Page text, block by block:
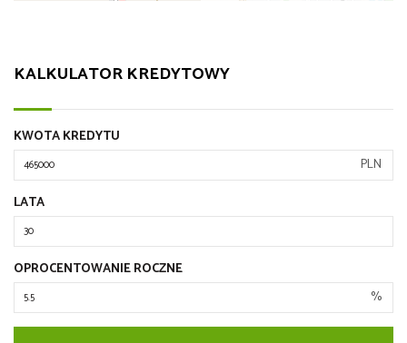
KALKULATOR KREDYTOWY
KWOTA KREDYTU
PLN
LATA
OPROCENTOWANIE ROCZNE
%